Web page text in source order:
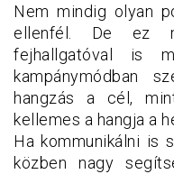
Nem mindig olyan
ellenfél. De ez
fejhallgatóval is
kampánymódban
hangzás a cél,
kellemes a hangja a
Ha kommunikálni is
közben nagy